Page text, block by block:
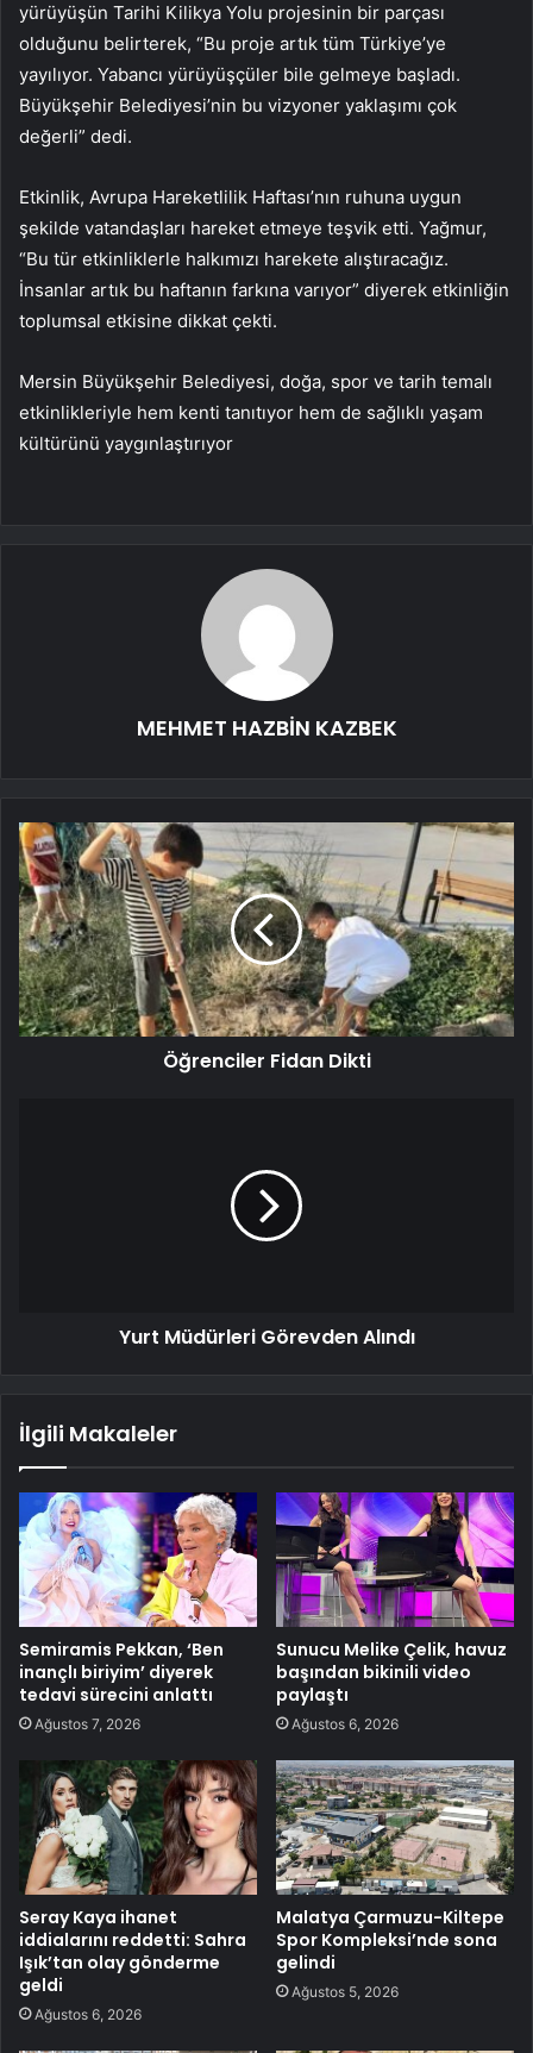
yürüyüşün Tarihi Kilikya Yolu projesinin bir parçası
olduğunu belirterek, “Bu proje artık tüm Türkiye’ye
yayılıyor. Yabancı yürüyüşçüler bile gelmeye başladı.
Büyükşehir Belediyesi’nin bu vizyoner yaklaşımı çok
değerli” dedi.
Etkinlik, Avrupa Hareketlilik Haftası’nın ruhuna uygun
şekilde vatandaşları hareket etmeye teşvik etti. Yağmur,
“Bu tür etkinliklerle halkımızı harekete alıştıracağız.
İnsanlar artık bu haftanın farkına varıyor” diyerek etkinliğin
toplumsal etkisine dikkat çekti.
Mersin Büyükşehir Belediyesi, doğa, spor ve tarih temalı
etkinlikleriyle hem kenti tanıtıyor hem de sağlıklı yaşam
kültürünü yaygınlaştırıyor
MEHMET HAZBİN KAZBEK
Öğrenciler Fidan Dikti
Yurt Müdürleri Görevden Alındı
İlgili Makaleler
Semiramis Pekkan, ‘Ben
inançlı biriyim’ diyerek
tedavi sürecini anlattı
Ağustos 7, 2026
Sunucu Melike Çelik, havuz
başından bikinili video
paylaştı
Ağustos 6, 2026
Seray Kaya ihanet
iddialarını reddetti: Sahra
Işık’tan olay gönderme
geldi
Ağustos 6, 2026
Malatya Çarmuzu-Kiltepe
Spor Kompleksi’nde sona
gelindi
Ağustos 5, 2026